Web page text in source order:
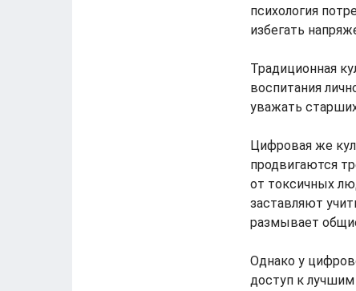
психология
избегать
Традиционная
воспитания
уважать
Цифровая же
продвигаются
от токсичных
заставляют
размывает
Однако у
доступ к лучшим